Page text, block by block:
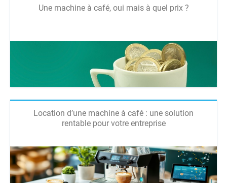
Une machine à café, oui mais à quel prix ?
Location d’une machine à café : une solution
rentable pour votre entreprise